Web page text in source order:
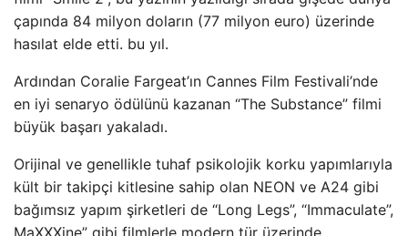
çapında 84 milyon doların (77 milyon euro) üzerinde
hasılat elde etti. bu yıl.
Ardından Coralie Fargeat’ın Cannes Film Festivali’nde
en iyi senaryo ödülünü kazanan “The Substance” filmi
büyük başarı yakaladı.
Orijinal ve genellikle tuhaf psikolojik korku yapımlarıyla
kült bir takipçi kitlesine sahip olan NEON ve A24 gibi
bağımsız yapım şirketleri de “Long Legs”, “Immaculate”,
MaXXXine” gibi filmlerle modern tür üzerinde